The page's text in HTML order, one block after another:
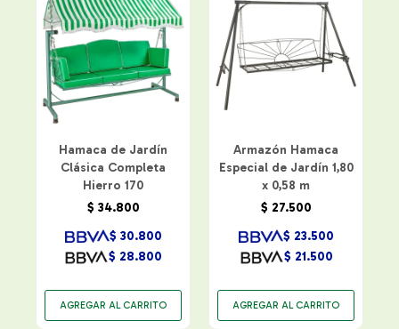
Hamaca de Jardín
Clásica Completa
Hierro 170
$ 34.800
$ 28.800
$ 30.800
Armazón Hamaca
Especial de Jardín 1,80
x 0,58 m
$ 27.500
$ 21.500
$ 23.500